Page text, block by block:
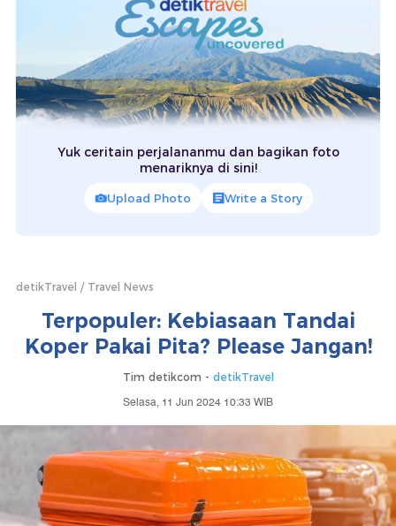
Yuk ceritain perjalananmu dan bagikan foto
menariknya di sini!
Upload Photo Write a Story
detikTravel Travel News
Terpopuler: Kebiasaan Tandai
Koper Pakai Pita? Please Jangan!
Tim detikcom - detikTravel
Selasa, 11 Jun 2024 10:33 WIB